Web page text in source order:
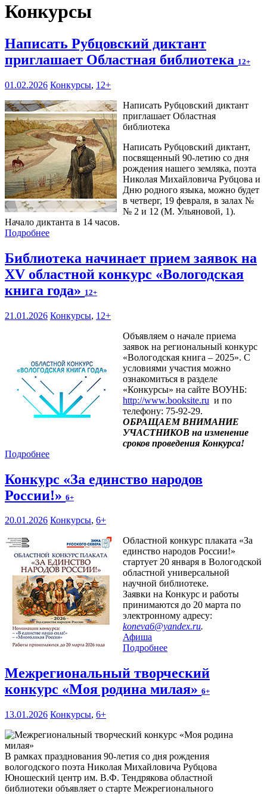
Конкурсы
Написать Рубцовский диктант
приглашает Областная библиотека 12+
01.02.2026 Конкурсы, 12+
Написать Рубцовский диктант
приглашает Областная
библиотека
Написать Рубцовский диктант,
посвященный 90-летию со дня
рождения нашего земляка, поэта
Николая Михайловича Рубцова и
Дню родного языка, можно будет
в четверг, 19 февраля, в залах №
№ 2 и 12 (М. Ульяновой, 1).
Начало диктанта в 14 часов.
Подробнее
Библиотека начинает прием заявок на
XV областной конкурс «Вологодская
книга года» 12+
21.01.2026 Конкурсы, 12+
Объявляем о начале приема
заявок на региональный конкурс
«Вологодская книга – 2025». С
условиями участия можно
ознакомиться в разделе
«Конкурсы» на сайте ВОУНБ:
http://www.booksite.ru и по
телефону: 75-92-29.
ОБРАЩАЕМ ВНИМАНИЕ
УЧАСТНИКОВ на изменение
сроков проведения Конкурса!
Подробнее
Конкурс «За единство народов
России!» 6+
20.01.2026 Конкурсы, 6+
Областной конкурс плаката «За
единство народов России!»
стартует 20 января в Вологодской
областной универсальной
научной библиотеке.
Заявки на Конкурс и работы
принимаются до 20 марта по
электронному адресу:
koneva6@yandex.ru.
Афиша
Подробнее
Межрегиональный творческий
конкурс «Моя родина милая» 6+
13.01.2026 Конкурсы, 6+
В рамках празднования 90-летия со дня рождения
вологодского поэта Николая Михайловича Рубцова
Юношеский центр им. В.Ф. Тендрякова областной
библиотеки объявляет о старте Межрегионального